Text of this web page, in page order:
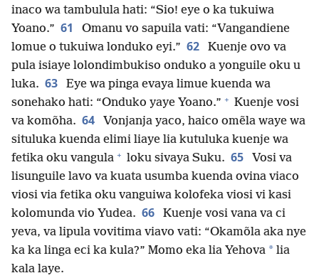
inaco wa tambulula hati: “Sio! eye o ka tukuiwa
Yoano.” 61
Omanu vo sapuila vati: “Vangandiene
lomue o tukuiwa londuko eyi.” 62
Kuenje ovo va
pula isiaye lolondimbukiso onduko a yonguile oku u
luka. 63
Eye wa pinga evaya limue kuenda wa
sonehako hati: “Onduko yaye Yoano.” + Kuenje vosi
va komõha. 64
Vonjanja yaco, haico omẽla waye wa
situluka kuenda elimi liaye lia kutuluka kuenje wa
fetika oku vangula + loku sivaya Suku. 65
Vosi va
lisunguile lavo va kuata usumba kuenda ovina viaco
viosi via fetika oku vanguiwa kolofeka viosi vi kasi
kolomunda vio Yudea. 66
Kuenje vosi vana va ci
yeva, va lipula vovitima viavo vati: “Okamõla aka nye
ka ka linga eci ka kula?” Momo eka lia Yehova * lia
kala laye.